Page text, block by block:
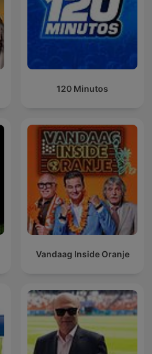
120 Minutos
Vandaag Inside Oranje